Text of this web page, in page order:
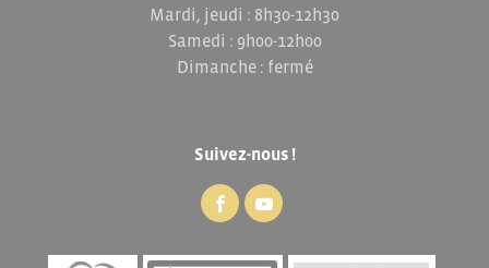
Mardi, jeudi : 8h30-12h30
Samedi : 9h00-12h00
Dimanche : fermé
Suivez-nous !